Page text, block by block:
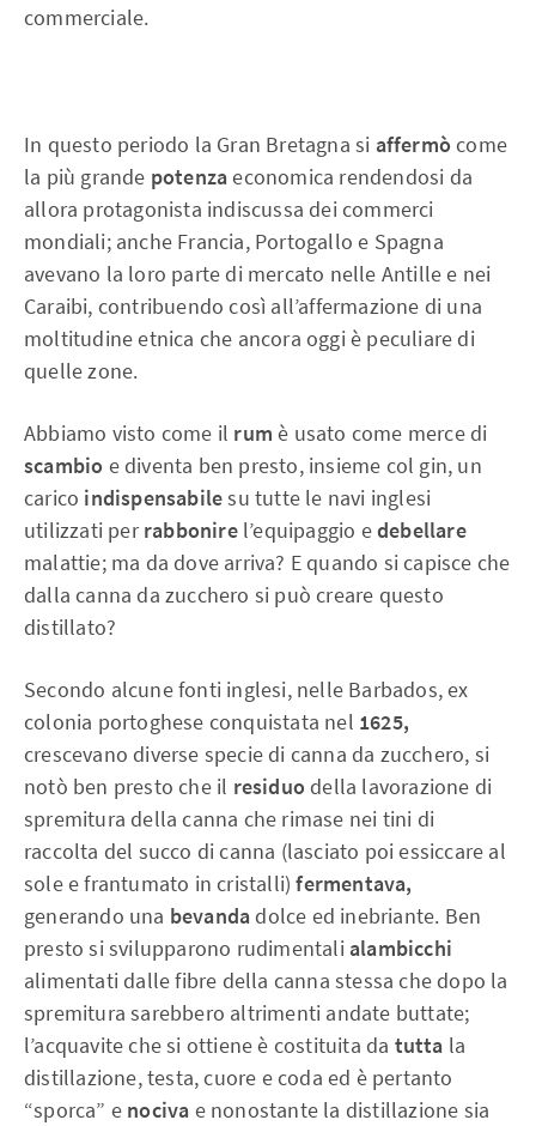
commerciale.
In questo periodo la Gran Bretagna si affermò come
la più grande potenza economica rendendosi da
allora protagonista indiscussa dei commerci
mondiali; anche Francia, Portogallo e Spagna
avevano la loro parte di mercato nelle Antille e nei
Caraibi, contribuendo così all’affermazione di una
moltitudine etnica che ancora oggi è peculiare di
quelle zone.
Abbiamo visto come il rum è usato come merce di
scambio e diventa ben presto, insieme col gin, un
carico indispensabilesu tutte le navi inglesi
utilizzati perrabbonirel’equipaggio edebellare
malattie; ma da dove arriva? E quando si capisce che
dalla canna da zucchero si può creare questo
distillato?
Secondo alcune fonti inglesi, nelle Barbados, ex
colonia portoghese conquistata nel 1625,
crescevano diverse specie di canna da zucchero, si
notò ben presto che il residuo della lavorazione di
spremitura della canna che rimase nei tini di
raccolta del succo di canna (lasciato poi essiccare al
sole e frantumato in cristalli)fermentava,
generando una bevanda dolce ed inebriante. Ben
presto si svilupparono rudimentali alambicchi
alimentati dalle fibre della canna stessa che dopo la
spremitura sarebbero altrimenti andate buttate;
l’acquavite che si ottiene è costituita da tutta la
distillazione, testa, cuore e coda ed è pertanto
“sporca” e nociva e nonostante la distillazione sia